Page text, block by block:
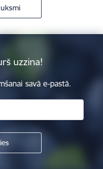
uzzina!
savā e-pastā.